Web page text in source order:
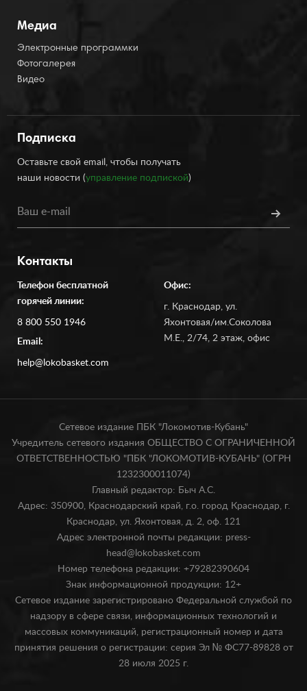
Медиа
Электронные программки
Фотогалерея
Видео
Подписка
Оставьте свой email, чтобы получать
наши новости (управление подпиской)
Контакты
Телефон бесплатной
горячей линии:
8 800 550 1946
Email:
help@lokobasket.com
Офис:
г. Краснодар, ул.
Яхонтовая/им.Соколова
М.Е., 2/74, 2 этаж, офис
Сетевое издание ПБК "Локомотив-Кубань"
Учредитель сетевого издания ОБЩЕСТВО С ОГРАНИЧЕННОЙ
ОТВЕТСТВЕННОСТЬЮ "ПБК "ЛОКОМОТИВ-КУБАНЬ" (ОГРН
1232300011074)
Главный редактор: Быч А.С.
Адрес: 350900, Краснодарский край, г.о. город Краснодар, г.
Краснодар, ул. Яхонтовая, д. 2, оф. 121
Адрес электронной почты редакции: press-
head@lokobasket.com
Номер телефона редакции: +79282390604
Знак информационной продукции: 12+
Сетевое издание зарегистрировано Федеральной службой по
надзору в сфере связи, информационных технологий и
массовых коммуникаций, регистрационный номер и дата
принятия решения о регистрации: серия Эл № ФС77-89828 от
28 июля 2025 г.